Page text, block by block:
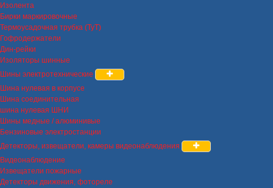
Изолента
Бирки маркировочные
Термоусадочная трубка (ТуТ)
Гофродержатели
Дин-рейки
Изоляторы шинные
Шины электротехнические
Шина нулевая в корпусе
Шина соединительная
шина нулевая ШНИ
Шины медные / алюминивые
Бензиновые электростанции
Детекторы, извещатели, камеры видеонаблюдения
Видеонаблюдение
Извещатели пожарные
Детекторы движения, фотореле